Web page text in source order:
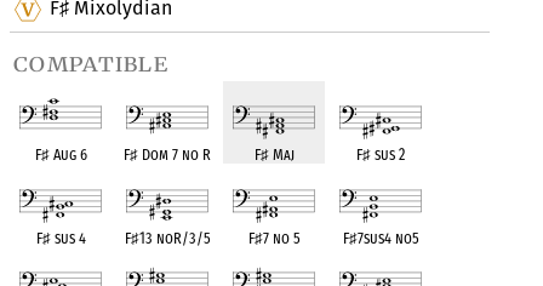
F♯ Mixolydian
compatible
F♯Aug 6 F♯ Dom 7 no R F♯Maj F♯ sus 2
F♯sus 4 F♯13 noR/3/5 F♯7 no 5 F♯7sus4 no5